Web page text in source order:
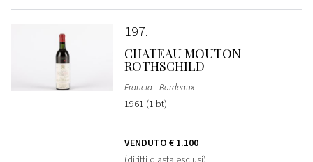
197
CHATEAU MOUTON
ROTHSCHILD
Francia - Bordeaux
1961 (1 bt)
VENDUTO € 1.100
(diritti d'asta esclusi)